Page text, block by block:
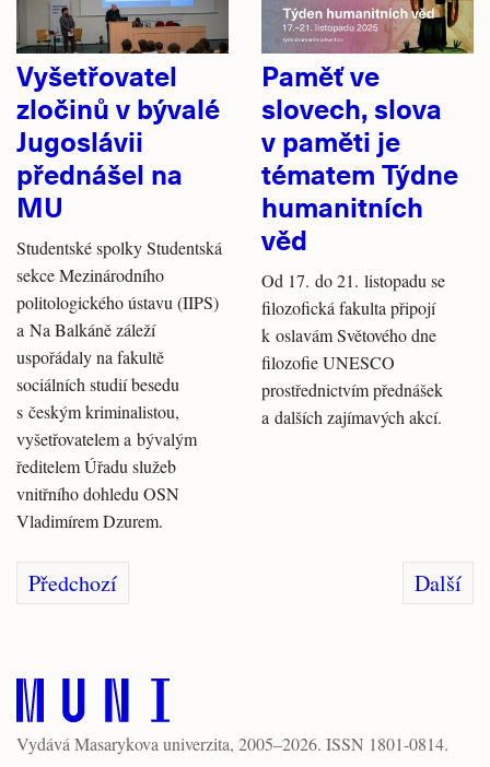
Vyšetřovatel
zločinů v bývalé
Jugoslávii
přednášel na
MU
Studentské spolky Studentská
sekce Mezinárodního
politologického ústavu (IIPS)
a Na Balkáně záleží
uspořádaly na fakultě
sociálních studií besedu
s českým kriminalistou,
vyšetřovatelem a bývalým
ředitelem Úřadu služeb
vnitřního dohledu OSN
Vladimírem Dzurem.
Paměť ve
slovech, slova
v paměti je
tématem Týdne
humanitních
věd
Od 17. do 21. listopadu se
filozofická fakulta připojí
k oslavám Světového dne
filozofie UNESCO
prostřednictvím přednášek
a dalších zajímavých akcí.
Předchozí Další
Vydává Masarykova univerzita, 2005–2026. ISSN 1801-0814.